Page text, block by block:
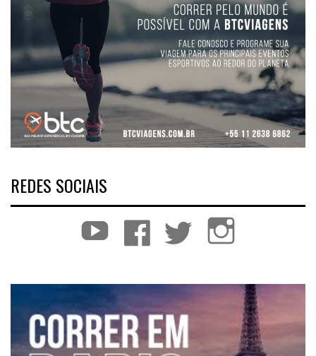
REDES SOCIAIS
YouTube Facebook Twitter